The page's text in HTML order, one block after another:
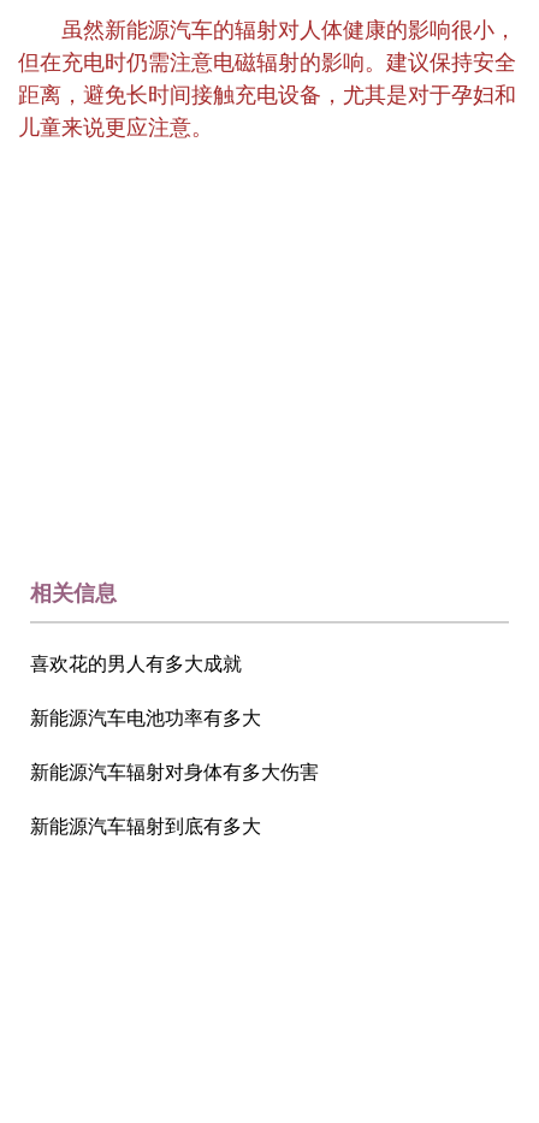
虽然新能源汽车的辐射对人体健康的影响很小，
但在充电时仍需注意电磁辐射的影响。建议保持安全
距离，避免长时间接触充电设备，尤其是对于孕妇和
儿童来说更应注意。
相关信息
喜欢花的男人有多大成就
新能源汽车电池功率有多大
新能源汽车辐射对身体有多大伤害
新能源汽车辐射到底有多大